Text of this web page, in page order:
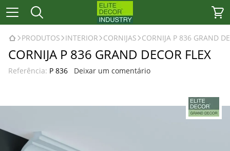
PRODUTOS INTERIOR CORNIJAS CORNIJA P 836 GRAND
CORNIJA P 836 GRAND DECOR FLEX
Referência: P 836 Deixar um comentário